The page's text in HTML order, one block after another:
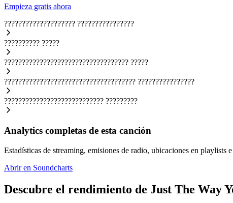
Empieza gratis ahora
???????????????????? ????????????????
?????????? ?????
??????????????????????????????????? ?????
????????????????????????????????????? ????????????????
???????????????????????????? ?????????
Analytics completas de esta canción
Estadísticas de streaming, emisiones de radio, ubicaciones en playlists
Abrir en Soundcharts
Descubre el rendimiento de Just The Way